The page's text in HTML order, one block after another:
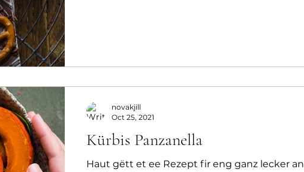
Kürbis Panzanella
Haut gëtt et ee Rezept fir eng ganz lecker an
novakjill
Oct 25, 2021